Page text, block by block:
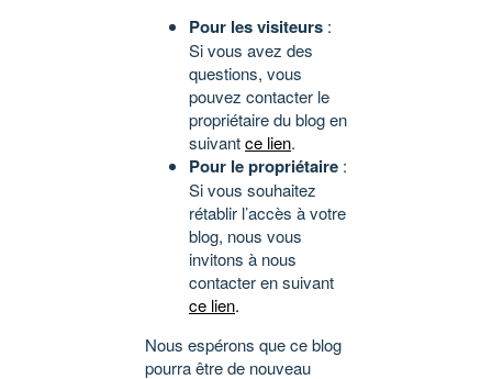
Pour les visiteurs :
Si vous avez des
questions, vous
pouvez contacter le
propriétaire du blog en
suivantce lien.
Pour le propriétaire :
Si vous souhaitez
rétablir l’accès à votre
blog, nous vous
invitons à nous
contacter en suivant
ce lien.
Nous espérons que ce blog
pourra être de nouveau